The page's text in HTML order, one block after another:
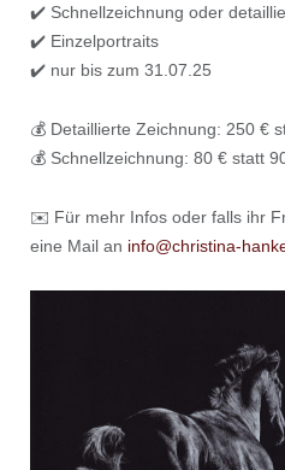
✔️ Schnellzeichnung oder
✔️ Einzelportraits
✔️ nur bis zum 31.07.25
💰 Detaillierte Zeichnung: 250 €
💰 Schnellzeichnung: 80 € statt
✉️ Für mehr Infos oder falls ihr
eine Mail an info@christina-